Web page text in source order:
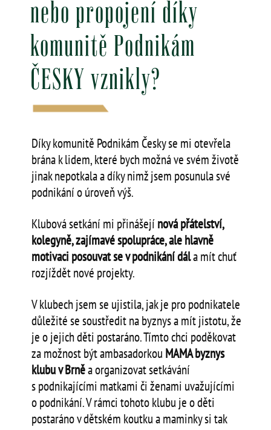
nebo propojení díky
komunitě Podnikám
ČESKY vznikly?
Díky komunitě Podnikám Česky se mi otevřela
brána k lidem, které bych možná ve svém životě
jinak nepotkala a díky nimž jsem posunula své
podnikání o úroveň výš.
Klubová setkání mi přinášejínová přátelství,
kolegyně, zajímavé spolupráce, ale hlavně
motivaci posouvat se v podnikání dála mít chuť
rozjíždět nové projekty.
V klubech jsem se ujistila, jak je pro podnikatele
důležité se soustředit na byznys a mít jistotu, že
je o jejich děti postaráno. Tímto chci poděkovat
za možnost být ambasadorkou MAMA byznys
klubu v Brněa organizovat setkávání
s podnikajícími matkami či ženami uvažujícími
o podnikání. V rámci tohoto klubu je o děti
postaráno v dětském koutku a maminky si tak